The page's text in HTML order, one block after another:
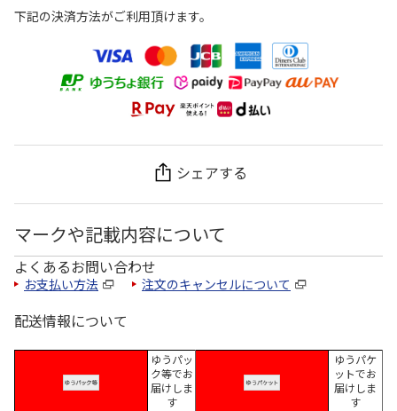
下記の決済方法がご利用頂けます。
シェアする
マークや記載内容について
よくあるお問い合わせ
お支払い方法 注文のキャンセルについて
配送情報について
ゆうパッ
ク等でお
届けしま
す
ゆうパケ
ットでお
届けしま
す